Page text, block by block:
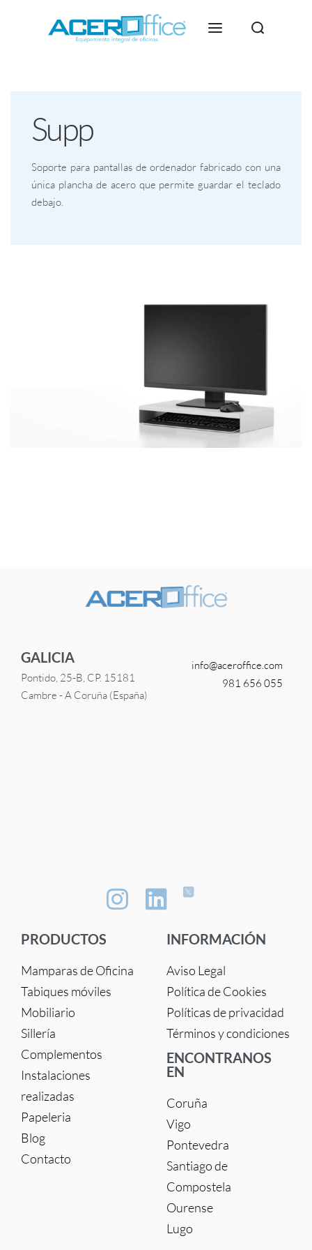
Supp
Soporte para pantallas de ordenador fabricado con una
única plancha de acero que permite guardar el teclado
debajo.
GALICIA
Pontido, 25-B, CP. 15181
Cambre - A Coruña (España)
info@aceroffice.com
981 656 055
PRODUCTOS
Mamparas de Oficina
Tabiques móviles
Mobiliario
Sillería
Complementos
Instalaciones
realizadas
Papeleria
Blog
Contacto
INFORMACIÓN
Aviso Legal
Política de Cookies
Políticas de privacidad
Términos y condiciones
ENCONTRANOS
EN
Coruña
Vigo
Pontevedra
Santiago de
Compostela
Ourense
Lugo